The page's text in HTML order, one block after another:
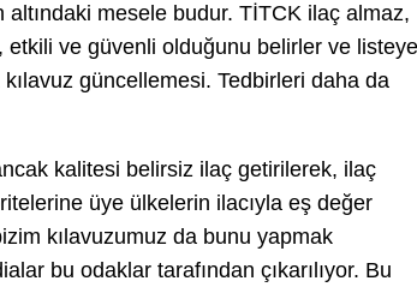
mesele budur. TİTCK ilaç almaz,
etkili ve güvenli olduğunu belirler ve listeye
kılavuz güncellemesi. Tedbirleri daha da
kalitesi belirsiz ilaç getirilerek, ilaç
üye ülkelerin ilacıyla eş değer
kılavuzumuz da bunu yapmak
bu odaklar tarafından çıkarılıyor. Bu